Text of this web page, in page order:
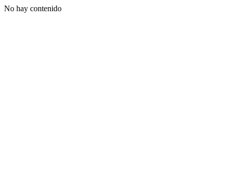
No hay contenido